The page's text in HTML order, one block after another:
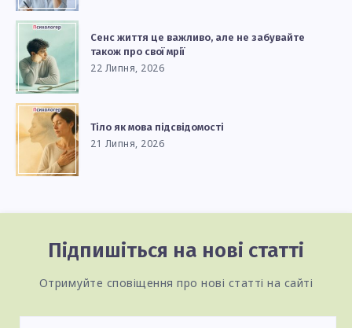
Сенс життя це важливо, але не забувайте
також про свої мрії
22 Липня, 2026
Тіло як мова підсвідомості
21 Липня, 2026
Підпишіться на нові статті
Отримуйте сповіщення про нові статті на сайті